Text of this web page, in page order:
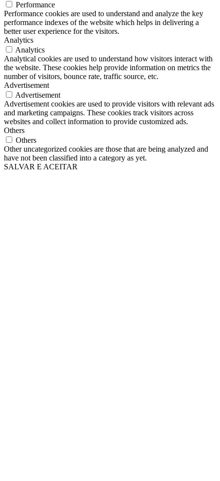
Performance
Performance cookies are used to understand and analyze the key
performance indexes of the website which helps in delivering a
better user experience for the visitors.
Analytics
Analytics
Analytical cookies are used to understand how visitors interact with
the website. These cookies help provide information on metrics the
number of visitors, bounce rate, traffic source, etc.
Advertisement
Advertisement
Advertisement cookies are used to provide visitors with relevant ads
and marketing campaigns. These cookies track visitors across
websites and collect information to provide customized ads.
Others
Others
Other uncategorized cookies are those that are being analyzed and
have not been classified into a category as yet.
SALVAR E ACEITAR